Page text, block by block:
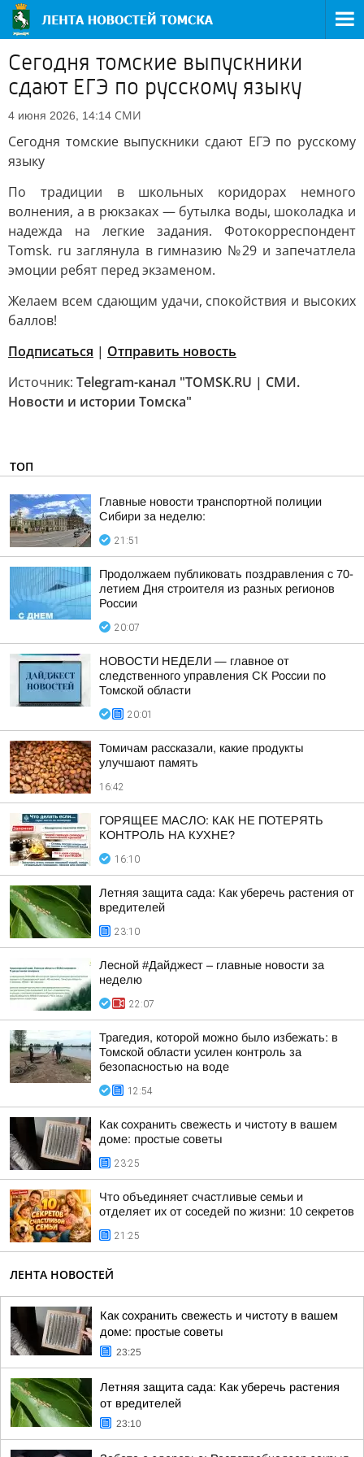
Сегодня томские выпускники
сдают ЕГЭ по русскому языку
4 июня 2026, 14:14 СМИ
Сегодня томские выпускники сдают ЕГЭ по русскому
языку
По традиции в школьных коридорах немного
волнения, а в рюкзаках — бутылка воды, шоколадка и
надежда на легкие задания. Фотокорреспондент
Tomsk. ru заглянула в гимназию №29 и запечатлела
эмоции ребят перед экзаменом.
Желаем всем сдающим удачи, спокойствия и высоких
баллов!
Подписаться | Отправить новость
Источник: Telegram-канал "TOMSK.RU | СМИ.
Новости и истории Томска"
ТОП
Главные новости транспортной полиции
Сибири за неделю:
21:51
Продолжаем публиковать поздравления с 70-
летием Дня строителя из разных регионов
России
20:07
НОВОСТИ НЕДЕЛИ — главное от
следственного управления СК России по
Томской области
20:01
Томичам рассказали, какие продукты
улучшают память
16:42
ГОРЯЩЕЕ МАСЛО: КАК НЕ ПОТЕРЯТЬ
КОНТРОЛЬ НА КУХНЕ?
16:10
Летняя защита сада: Как уберечь растения от
вредителей
23:10
Лесной #Дайджест – главные новости за
неделю
22:07
Трагедия, которой можно было избежать: в
Томской области усилен контроль за
безопасностью на воде
12:54
Как сохранить свежесть и чистоту в вашем
доме: простые советы
23:25
Что объединяет счастливые семьи и
отделяет их от соседей по жизни: 10 секретов
21:25
ЛЕНТА НОВОСТЕЙ
Как сохранить свежесть и чистоту в вашем
доме: простые советы
23:25
Летняя защита сада: Как уберечь растения
от вредителей
23:10